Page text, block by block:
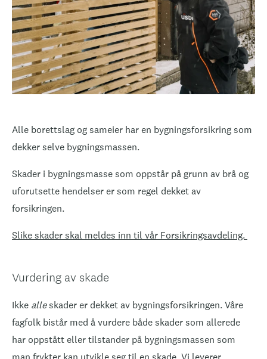
Alle borettslag og sameier har en bygningsforsikring som
dekker selve bygningsmassen.
Skader i bygningsmasse som oppstår på grunn av brå og
uforutsette hendelser er som regel dekket av
forsikringen.
Slike skader skal meldes inn til vår Forsikringsavdeling.
Vurdering av skade
Ikke alleskader er dekket av bygningsforsikringen. Våre
fagfolk bistår med å vurdere både skader som allerede
har oppstått eller tilstander på bygningsmassen som